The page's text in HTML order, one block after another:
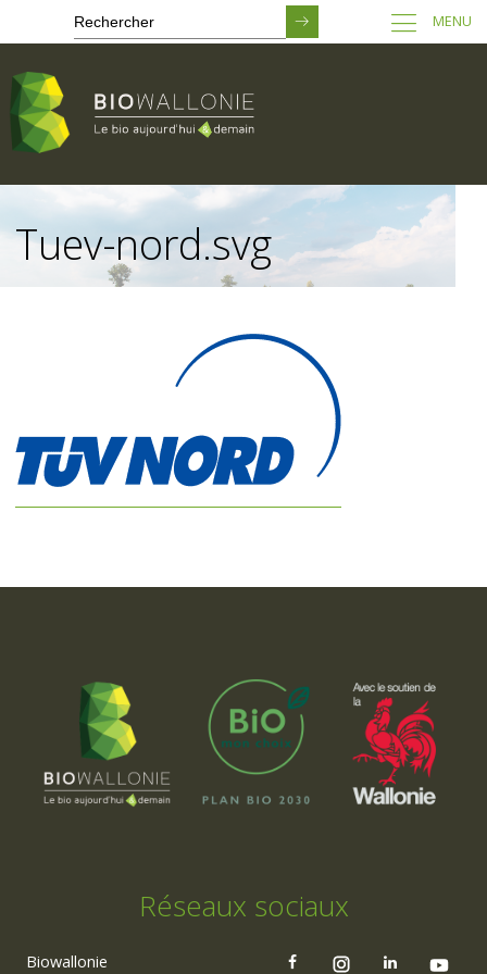
contenu
principal
MENU
Tuev-nord.svg
Réseaux sociaux
Biowallonie